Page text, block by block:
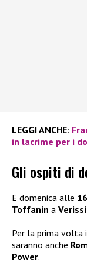
LEGGI ANCHE:
in lacrime per i
Gli ospiti di
E domenica alle
Toffanin a
Per la prima volta
saranno anche
Power.